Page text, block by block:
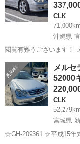
CLK
71,000km
沖縄県
閲覧有難うございます！
す。 337000円、車両交
（セダン、クーペ、ステーシ
compresso...
沖縄 宜野湾市
メルセ
52000
CLK
52,279km
宮城県
☆GH-209361 ☆平成15年